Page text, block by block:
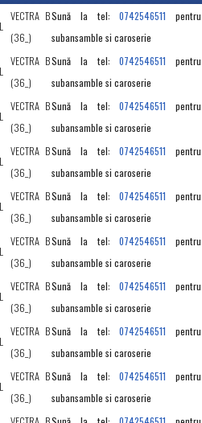
VECTRA B
(36_)
Sună la tel:0742546511
pentru
subansamble si caroserie
VECTRA B
(36_)
Sună la tel:0742546511
pentru
subansamble si caroserie
VECTRA B
(36_)
Sună la tel:0742546511
pentru
subansamble si caroserie
VECTRA B
(36_)
Sună la tel:0742546511
pentru
subansamble si caroserie
VECTRA B
(36_)
Sună la tel:0742546511
pentru
subansamble si caroserie
VECTRA B
(36_)
Sună la tel:0742546511
pentru
subansamble si caroserie
VECTRA B
(36_)
Sună la tel:0742546511
pentru
subansamble si caroserie
VECTRA B
(36_)
Sună la tel:0742546511
pentru
subansamble si caroserie
VECTRA B
(36_)
Sună la tel:0742546511
pentru
subansamble si caroserie